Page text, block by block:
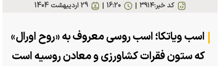
کد خبر:۳۹۱۴ 29 ارديبهشت 1404 16:20
اسب ویاتکا؛ اسب روسی معروف به «روح اورال»
که ستون فقرات کشاورزی و معادن روسیه است